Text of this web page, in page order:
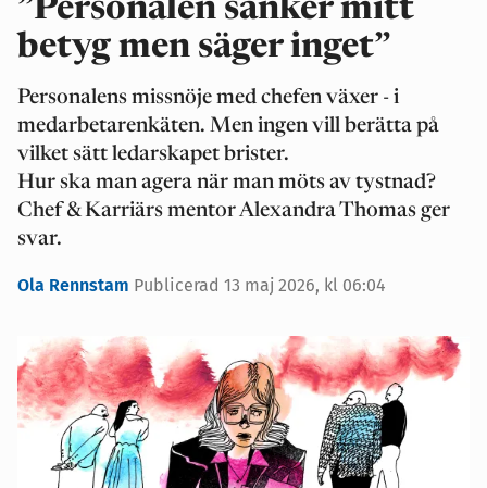
”Personalen sänker mitt
betyg men säger inget”
Personalens missnöje med chefen växer - i
medarbetarenkäten. Men ingen vill berätta på
vilket sätt ledarskapet brister.
Hur ska man agera när man möts av tystnad?
Chef & Karriärs mentor Alexandra Thomas ger
svar.
Ola Rennstam Publicerad 13 maj 2026, kl 06:04